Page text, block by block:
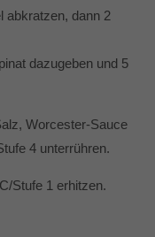
abkratzen, dann 2
dazugeben und 5
Worcester-Sauce
4 unterrühren.
Stufe 1 erhitzen.